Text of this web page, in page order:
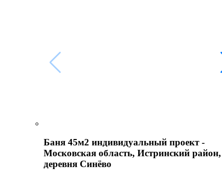
Баня 45м2 индивидуальный проект -
Московская область, Истринский район,
деревня Синёво